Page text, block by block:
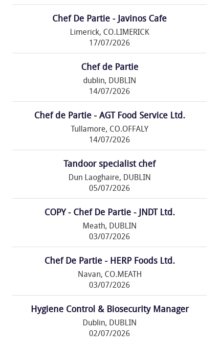
Chef De Partie - Javinos Cafe
Limerick, CO.LIMERICK
17/07/2026
Chef de Partie
dublin, DUBLIN
14/07/2026
Chef de Partie - AGT Food Service Ltd.
Tullamore, CO.OFFALY
14/07/2026
Tandoor specialist chef
Dun Laoghaire, DUBLIN
05/07/2026
COPY - Chef De Partie - JNDT Ltd.
Meath, DUBLIN
03/07/2026
Chef De Partie - HERP Foods Ltd.
Navan, CO.MEATH
03/07/2026
Hygiene Control & Biosecurity Manager
Dublin, DUBLIN
02/07/2026